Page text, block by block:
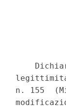
n. 155